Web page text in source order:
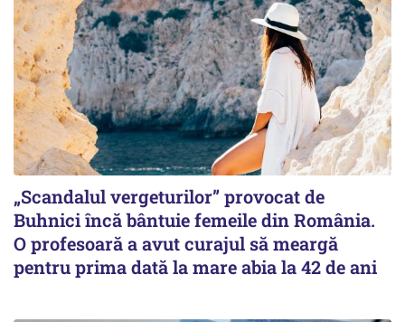
„Scandalul vergeturilor” provocat de
Buhnici încă bântuie femeile din România.
O profesoară a avut curajul să meargă
pentru prima dată la mare abia la 42 de ani